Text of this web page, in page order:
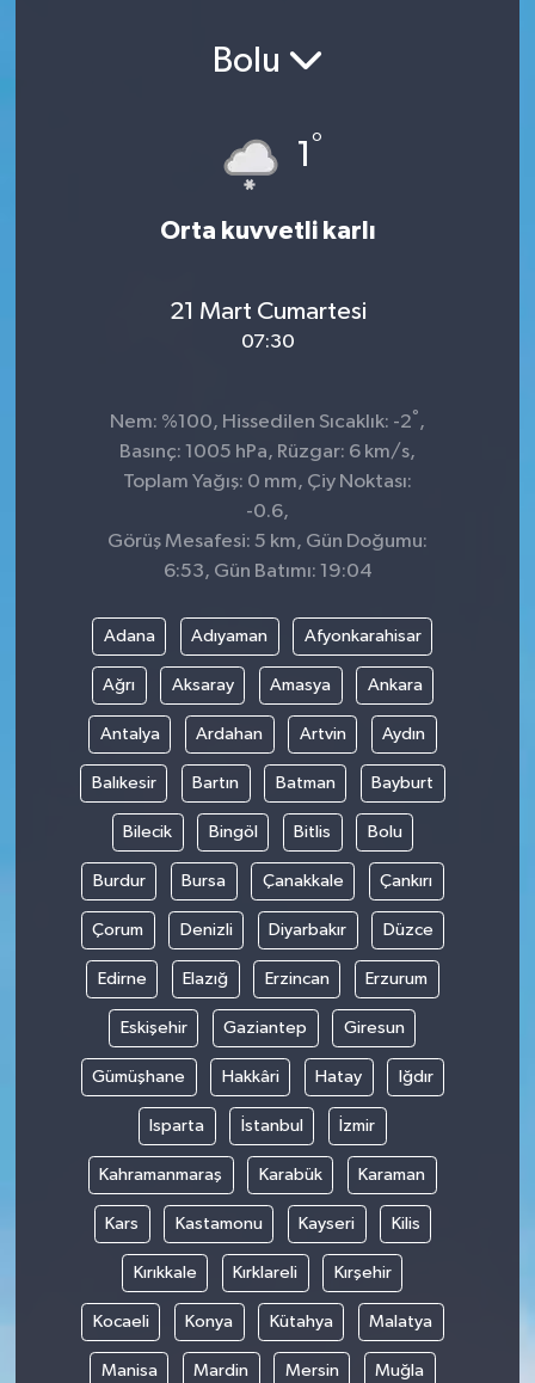
Bolu
1 °
Orta kuvvetli karlı
21 Mart Cumartesi
07:30
Nem: %100, Hissedilen Sıcaklık: -2° ,
Basınç: 1005 hPa, Rüzgar: 6 km/s,
Toplam Yağış: 0 mm, Çiy Noktası:
-0.6,
Görüş Mesafesi: 5 km, Gün Doğumu:
6:53, Gün Batımı: 19:04
Adana Adıyaman Afyonkarahisar
Ağrı Aksaray Amasya Ankara
Antalya Ardahan Artvin Aydın
Balıkesir Bartın Batman Bayburt
Bilecik Bingöl Bitlis Bolu
Burdur Bursa Çanakkale Çankırı
Çorum Denizli Diyarbakır Düzce
Edirne Elazığ Erzincan Erzurum
Eskişehir Gaziantep Giresun
Gümüşhane Hakkâri Hatay Iğdır
Isparta İstanbul İzmir
Kahramanmaraş Karabük Karaman
Kars Kastamonu Kayseri Kilis
Kırıkkale Kırklareli Kırşehir
Kocaeli Konya Kütahya Malatya
Manisa Mardin Mersin Muğla